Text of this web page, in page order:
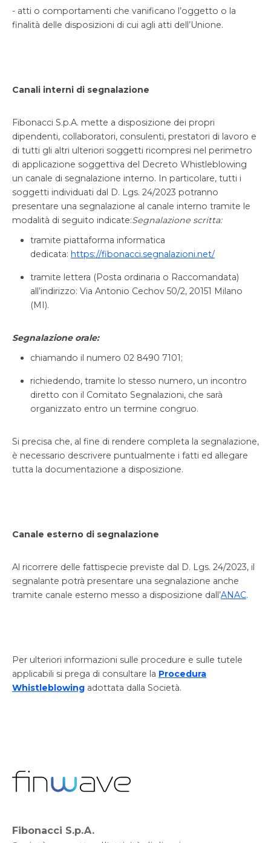
- atti o comportamenti che vanificano l’oggetto o la
finalità delle disposizioni di cui agli atti dell’Unione.
Canali interni di segnalazione
Fibonacci S.p.A. mette a disposizione dei propri
dipendenti, collaboratori, consulenti, prestatori di lavoro e
di tutti gli altri ulteriori soggetti ricompresi nel perimetro
di applicazione soggettiva del Decreto Whistleblowing
un canale di segnalazione interno. In particolare, tutti i
soggetti individuati dal D. Lgs. 24/2023 potranno
presentare una segnalazione al canale interno tramite le
modalità di seguito indicate:Segnalazione scritta:
tramite piattaforma informatica
dedicata: https://fibonacci.segnalazioni.net/
tramite lettera (Posta ordinaria o Raccomandata)
all’indirizzo: Via Antonio Cechov 50/2, 20151 Milano
(MI).
Segnalazione orale:
chiamando il numero 02 8490 7101;
richiedendo, tramite lo stesso numero, un incontro
diretto con il Comitato Segnalazioni, che sarà
organizzato entro un termine congruo.
Si precisa che, al fine di rendere completa la segnalazione,
è necessario descrivere puntualmente i fatti ed allegare
tutta la documentazione a disposizione.
Canale esterno di segnalazione
Al ricorrere delle fattispecie previste dal D. Lgs. 24/2023, il
segnalante potrà presentare una segnalazione anche
tramite canale esterno messo a disposizione dall’ANAC.
Per ulteriori informazioni sulle procedure e sulle tutele
applicabili si prega di consultare la Procedura
Whistleblowing adottata dalla Società.
Fibonacci S.p.A.